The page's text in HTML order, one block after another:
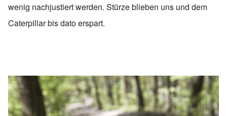
wenig nachjustiert werden. Stürze blieben uns und dem
Caterpillar bis dato erspart.